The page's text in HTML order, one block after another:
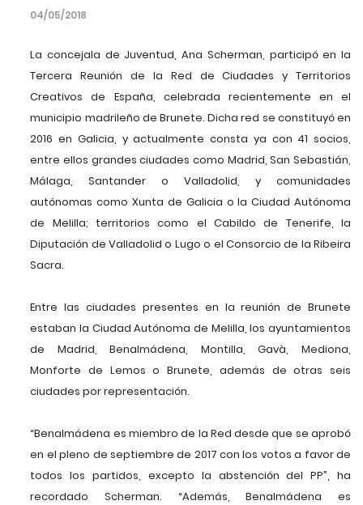
04/05/2018
La concejala de Juventud, Ana Scherman, participó en la
Tercera Reunión de la Red de Ciudades y Territorios
Creativos de España, celebrada recientemente en el
municipio madrileño de Brunete. Dicha red se constituyó en
2016 en Galicia, y actualmente consta ya con 41 socios,
entre ellos grandes ciudades como Madrid, San Sebastián,
Málaga, Santander o Valladolid, y comunidades
autónomas como Xunta de Galicia o la Ciudad Autónoma
de Melilla; territorios como el Cabildo de Tenerife, la
Diputación de Valladolid o Lugo o el Consorcio de la Ribeira
Sacra.
Entre las ciudades presentes en la reunión de Brunete
estaban la Ciudad Autónoma de Melilla, los ayuntamientos
de Madrid, Benalmádena, Montilla, Gavà, Mediona,
Monforte de Lemos o Brunete, además de otras seis
ciudades por representación.
“Benalmádena es miembro de la Red desde que se aprobó
en el pleno de septiembre de 2017 con los votos a favor de
todos los partidos, excepto la abstención del PP”, ha
recordado Scherman. “Además, Benalmádena es